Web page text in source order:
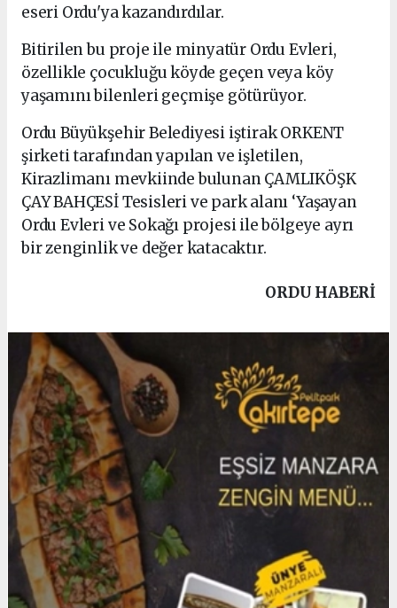
eseri Ordu'ya kazandırdılar.
Bitirilen bu proje ile minyatür Ordu Evleri,
özellikle çocukluğu köyde geçen veya köy
yaşamını bilenleri geçmişe götürüyor.
Ordu Büyükşehir Belediyesi iştirak ORKENT
şirketi tarafından yapılan ve işletilen,
Kirazlimanı mevkiinde bulunan ÇAMLIKÖŞK
ÇAY BAHÇESİ Tesisleri ve park alanı ‘Yaşayan
Ordu Evleri ve Sokağı projesi ile bölgeye ayrı
bir zenginlik ve değer katacaktır.
ORDU HABERİ